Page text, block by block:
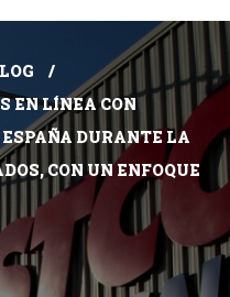
EN LÍNEA CON
DURANTE LA
CON UN ENFOQUE